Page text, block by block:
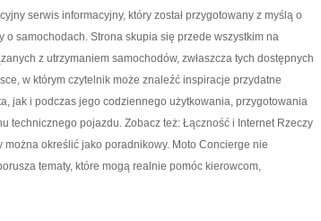
serwis informacyjny, który został przygotowany z myślą o
o samochodach. Strona skupia się przede wszystkim na
z utrzymaniem samochodów, zwłaszcza tych dostępnych
w którym czytelnik może znaleźć inspiracje przydatne
jak i podczas jego codziennego użytkowania, przygotowania
technicznego pojazdu. Zobacz też: Łączność i Internet Rzeczy
określić jako poradnikowy. Moto Concierge nie
tematy, które mogą realnie pomóc kierowcom,